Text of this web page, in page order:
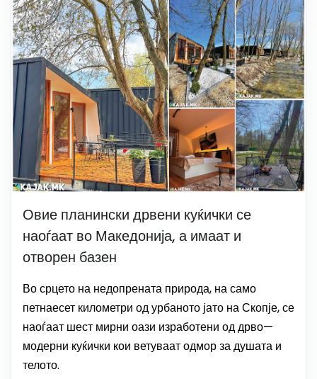
Овие планински дрвени куќички се
наоѓаат во Македонија, а имаат и
отворен базен
Во срцето на недопрената природа, на само
петнаесет километри од урбаното јато на Скопје, се
наоѓаат шест мирни оази изработени од дрво—
модерни куќички кои ветуваат одмор за душата и
телото.